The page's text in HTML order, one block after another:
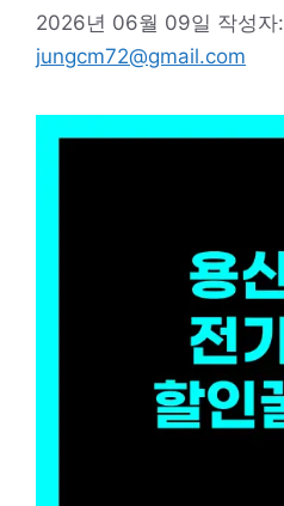
2026년 06월 09일 작성자:
jungcm72@gmail.com